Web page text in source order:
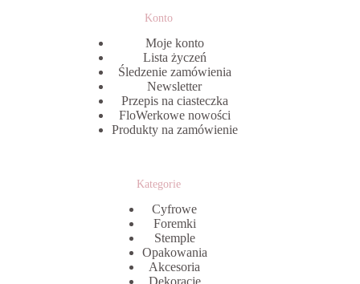
Konto
Moje konto
Lista życzeń
Śledzenie zamówienia
Newsletter
Przepis na ciasteczka
FloWerkowe nowości
Produkty na zamówienie
Kategorie
Cyfrowe
Foremki
Stemple
Opakowania
Akcesoria
Dekoracje